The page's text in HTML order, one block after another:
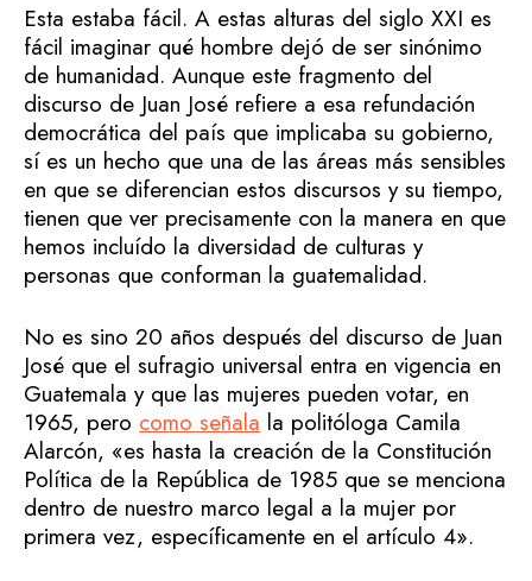
Esta estaba fácil. A estas alturas del siglo XXI es
fácil imaginar qué hombre dejó de ser sinónimo
de humanidad. Aunque este fragmento del
discurso de Juan José refiere a esa refundación
democrática del país que implicaba su gobierno,
sí es un hecho que una de las áreas más sensibles
en que se diferencian estos discursos y su tiempo,
tienen que ver precisamente con la manera en que
hemos incluído la diversidad de culturas y
personas que conforman la guatemalidad.
No es sino 20 años después del discurso de Juan
José que el sufragio universal entra en vigencia en
Guatemala y que las mujeres pueden votar, en
1965, pero como señala la politóloga Camila
Alarcón, «es hasta la creación de la Constitución
Política de la República de 1985 que se menciona
dentro de nuestro marco legal a la mujer por
primera vez, específicamente en el artículo 4».